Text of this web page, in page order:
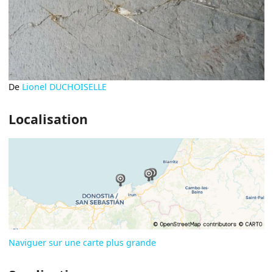
De Lionel DUCHOISELLE
Localisation
Naviguer sur une carte plus grande